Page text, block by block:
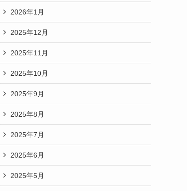
2026年1月
2025年12月
2025年11月
2025年10月
2025年9月
2025年8月
2025年7月
2025年6月
2025年5月